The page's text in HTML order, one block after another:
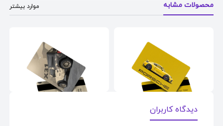
محصولات مشابه موارد بیشتر
دیدگاه کاربران